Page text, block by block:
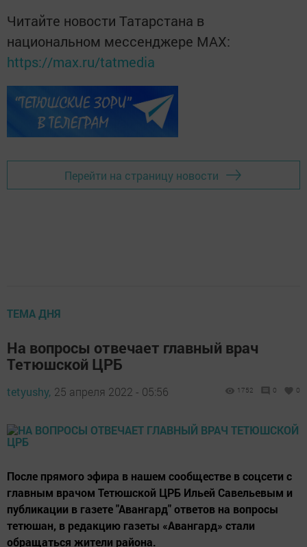
Читайте новости Татарстана в
национальном мессенджере MАХ:
https://max.ru/tatmedia
Перейти на страницу новости
ТЕМА ДНЯ
На вопросы отвечает главный врач
Тетюшской ЦРБ
tetyushy, 25 апреля 2022 - 05:56 1752 0 0
После прямого эфира в нашем сообществе в соцсети с
главным врачом Тетюшской ЦРБ Ильей Савельевым и
публикации в газете "Авангард" ответов на вопросы
тетюшан, в редакцию газеты «Авангард» стали
обращаться жители района.